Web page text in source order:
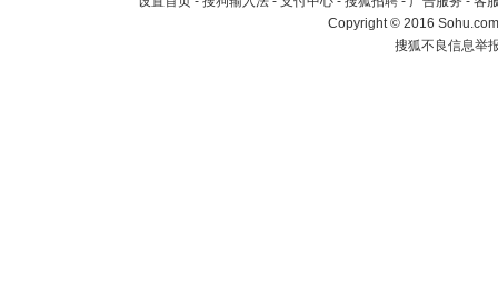
Copyright©2016
搜狐不良信息举